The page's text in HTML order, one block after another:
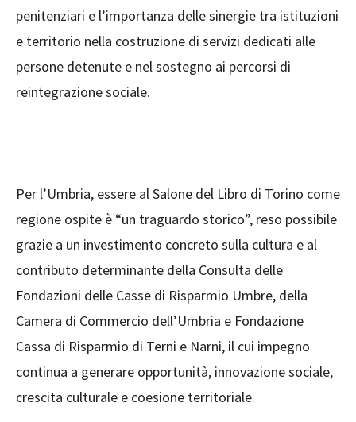
penitenziari e l’importanza delle sinergie tra istituzioni
e territorio nella costruzione di servizi dedicati alle
persone detenute e nel sostegno ai percorsi di
reintegrazione sociale.
Per l’Umbria, essere al Salone del Libro di Torino come
regione ospite è “un traguardo storico”, reso possibile
grazie a un investimento concreto sulla cultura e al
contributo determinante della Consulta delle
Fondazioni delle Casse di Risparmio Umbre, della
Camera di Commercio dell’Umbria e Fondazione
Cassa di Risparmio di Terni e Narni, il cui impegno
continua a generare opportunità, innovazione sociale,
crescita culturale e coesione territoriale.